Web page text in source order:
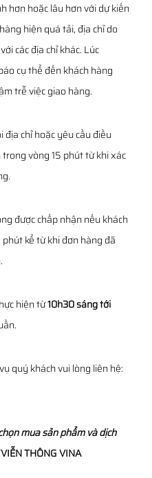
hơn hoặc lâu hơn với dự kiến
hiện quá tải, địa chỉ do
các địa chỉ khác. Lúc
cụ thể đến khách hàng
trễ việc giao hàng.
chỉ hoặc yêu cầu điều
vòng 15 phút từ khi xác
được chấp nhận nếu khách
kể từ khi đơn hàng đã
hiện từ10h30 sáng tới
quý khách vui lòng liên hệ:
mua sản phẩm và dịch
VIỄN THÔNGVINA